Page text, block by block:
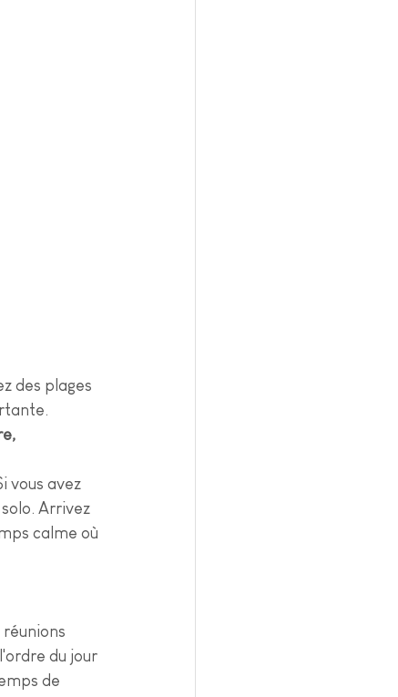
des plages
vous avez
Arrivez
calme où
du jour
de